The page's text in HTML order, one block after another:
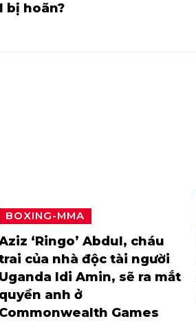
bị hoãn?
BOXING-MMA
‘Ringo’ Abdul, cháu
của nhà độc tài người
Uganda Idi Amin, sẽ ra mắt
quyền anh ở
Commonwealth Games